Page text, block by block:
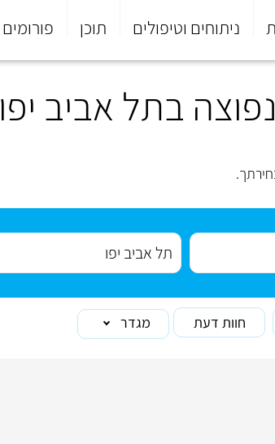
ניתוחים וטיפולים תוכן פורומים
בתל אביב יפו
חוות דעת מגדר